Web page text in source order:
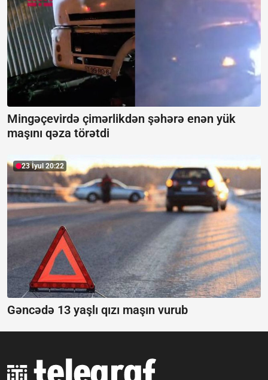
Mingəçevirdə çimərlikdən şəhərə enən yük
maşını qəza törətdi
23 İyul 20:22
Gəncədə 13 yaşlı qızı maşın vurub